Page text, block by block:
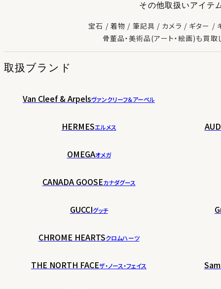
その他取扱いアイテ
宝石 着物 筆記具 カメラ ギター
骨董品・美術品(アート・絵画)も買取
取扱ブランド
Van Cleef & Arpelsヴァンクリーフ＆アーペル
HERMESエルメス
OMEGAオメガ
CANADA GOOSEカナダグース
GUCCIグッチ
CHROME HEARTSクロムハーツ
THE NORTH FACEザ・ノース・フェイス